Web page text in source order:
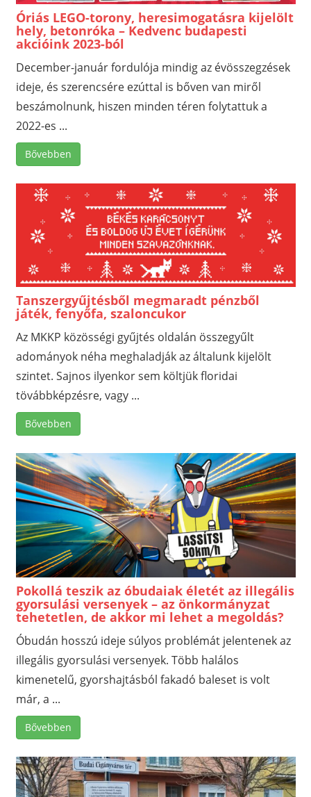
Óriás LEGO-torony, heresimogatásra kijelölt
hely, betonróka – Kedvenc budapesti
akcióink 2023-ból
December-január fordulója mindig az évösszegzések
ideje, és szerencsére ezúttal is bőven van miről
beszámolnunk, hiszen minden téren folytattuk a
2022-es ...
Bővebben
Tanszergyűjtésből megmaradt pénzből
játék, fenyőfa, szaloncukor
Az MKKP közösségi gyűjtés oldalán összegyűlt
adományok néha meghaladják az általunk kijelölt
szintet. Sajnos ilyenkor sem költjük floridai
tövábbképzésre, vagy ...
Bővebben
Pokollá teszik az óbudaiak életét az illegális
gyorsulási versenyek – az önkormányzat
tehetetlen, de akkor mi lehet a megoldás?
Óbudán hosszú ideje súlyos problémát jelentenek az
illegális gyorsulási versenyek. Több halálos
kimenetelű, gyorshajtásból fakadó baleset is volt
már, a ...
Bővebben